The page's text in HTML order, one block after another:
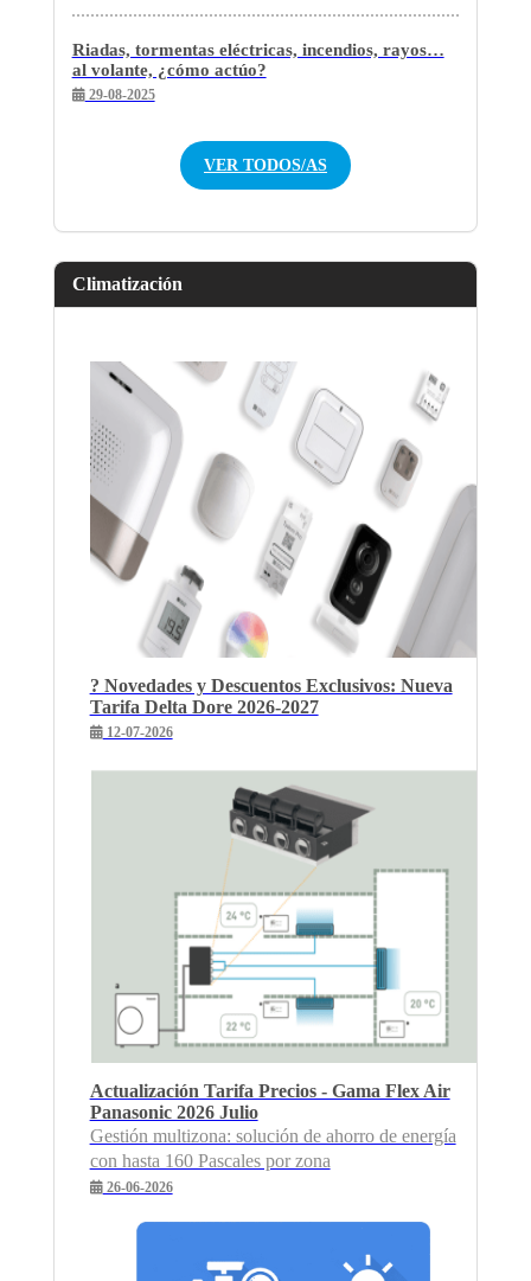
Riadas, tormentas eléctricas, incendios, rayos…
al volante, ¿cómo actúo?
29-08-2025
VER TODOS/AS
Climatización
? Novedades y Descuentos Exclusivos: Nueva
Tarifa Delta Dore 2026-2027
12-07-2026
Actualización Tarifa Precios - Gama Flex Air
Panasonic 2026 Julio
Gestión multizona: solución de ahorro de energía
con hasta 160 Pascales por zona
26-06-2026